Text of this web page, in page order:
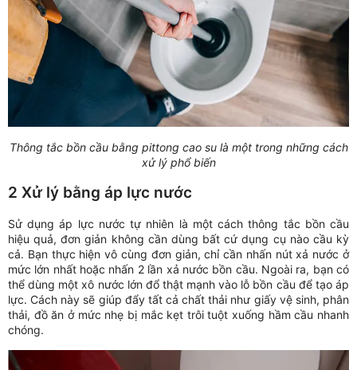
Thông tắc bồn cầu bằng pittong cao su là một trong những cách
xử lý phổ biến
2 Xử lý bằng áp lực nước
Sử dụng áp lực nước tự nhiên là một cách thông tắc bồn cầu
hiệu quả, đơn giản không cần dùng bất cứ dụng cụ nào cầu kỳ
cả. Bạn thực hiện vô cùng đơn giản, chỉ cần nhấn nút xả nước ở
mức lớn nhất hoặc nhấn 2 lần xả nước bồn cầu. Ngoài ra, bạn có
thể dùng một xô nước lớn đổ thật mạnh vào lỗ bồn cầu để tạo áp
lực. Cách này sẽ giúp đẩy tất cả chất thải như giấy vệ sinh, phân
thải, đồ ăn ở mức nhẹ bị mắc kẹt trôi tuột xuống hầm cầu nhanh
chóng.